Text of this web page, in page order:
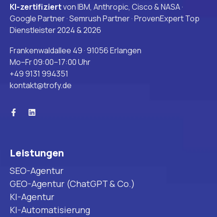
KI-zertifiziertvon IBM, Anthropic, Cisco & NASA ·
Google Partner · Semrush Partner · ProvenExpert Top
Dienstleister 2024 & 2026
Frankenwaldallee 49 · 91056 Erlangen
Mo–Fr 09:00–17:00 Uhr
+49 9131 994351
kontakt@trofy.de
Leistungen
SEO-Agentur
GEO-Agentur (ChatGPT & Co.)
KI-Agentur
KI-Automatisierung